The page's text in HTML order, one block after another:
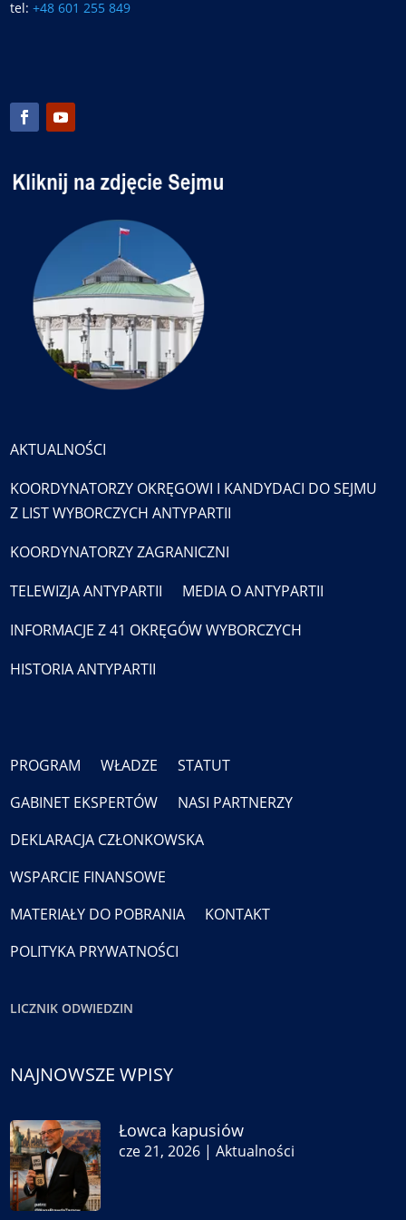
tel:+48 601 255 849
AKTUALNOŚCI
KOORDYNATORZY OKRĘGOWI I KANDYDACI DO SEJMU
Z LIST WYBORCZYCH ANTYPARTII
KOORDYNATORZY ZAGRANICZNI
TELEWIZJA ANTYPARTII
MEDIA O ANTYPARTII
INFORMACJE Z 41 OKRĘGÓW WYBORCZYCH
HISTORIA ANTYPARTII
PROGRAM WŁADZE
STATUT
GABINET EKSPERTÓW
NASI PARTNERZY
DEKLARACJA CZŁONKOWSKA
WSPARCIE FINANSOWE
MATERIAŁY DO POBRANIA
KONTAKT
POLITYKA PRYWATNOŚCI
LICZNIK ODWIEDZIN
NAJNOWSZE WPISY
Łowca kapusiów
cze 21, 2026 |Aktualności